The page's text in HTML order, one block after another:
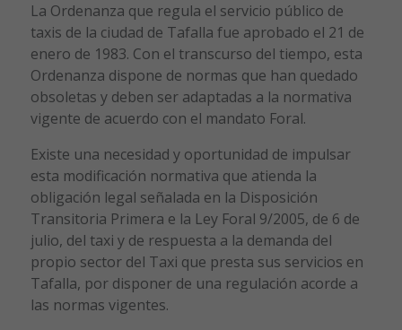
La Ordenanza que regula el servicio público de
taxis de la ciudad de Tafalla fue aprobado el 21 de
enero de 1983. Con el transcurso del tiempo, esta
Ordenanza dispone de normas que han quedado
obsoletas y deben ser adaptadas a la normativa
vigente de acuerdo con el mandato Foral.
Existe una necesidad y oportunidad de impulsar
esta modificación normativa que atienda la
obligación legal señalada en la Disposición
Transitoria Primera e la Ley Foral 9/2005, de 6 de
julio, del taxi y de respuesta a la demanda del
propio sector del Taxi que presta sus servicios en
Tafalla, por disponer de una regulación acorde a
las normas vigentes.